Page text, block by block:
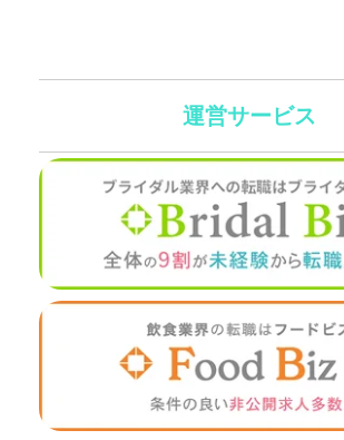
運営サービス